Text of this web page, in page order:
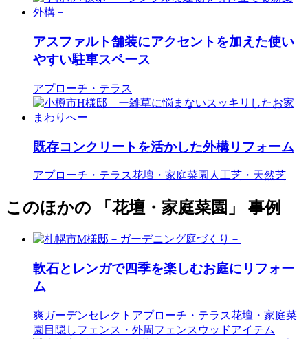
アスファルト舗装にアクセントを加えた使い
やすい駐車スペース
アプローチ・テラス
既存コンクリートを活かした外構リフォーム
アプローチ・テラス花壇・家庭菜園 人工芝・天然芝
このほかの 「花壇・家庭菜園」 事例
軟石とレンガで四季を楽しむお庭にリフォー
ム
爽ガーデンセレクト アプローチ・テラス花壇・家庭菜
園 目隠しフェンス・外周フェンス ウッドアイテム